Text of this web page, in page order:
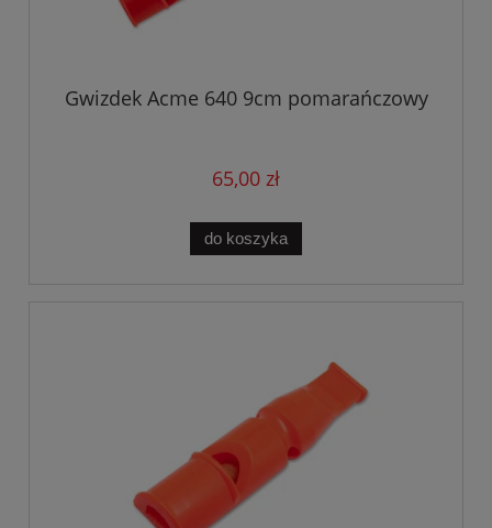
Gwizdek Acme 640 9cm pomarańczowy
65,00 zł
do koszyka